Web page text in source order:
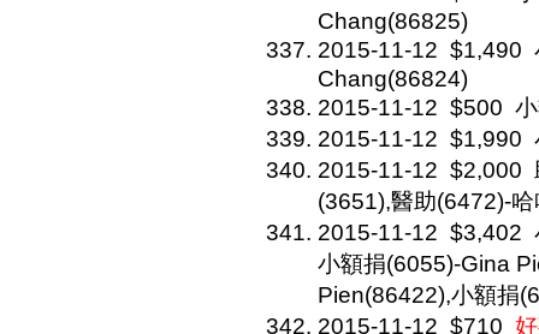
Chang(86825)
2015-11-12 $1,490
Chang(86824)
2015-11-12 $500
2015-11-12 $1,990
2015-11-12 $2,000
(3651),醫助(6472)-
2015-11-12 $3,402
小額捐(6055)-Gina
Pien(86422),小額捐
2015-11-12 $710